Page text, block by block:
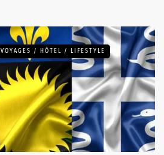
VOYAGES / HÔTEL / LIFESTYLE